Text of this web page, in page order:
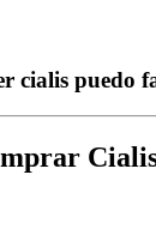
cialis puedo